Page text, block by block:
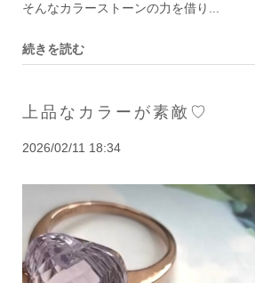
そんなカラーストーンの力を借り...
続きを読む
上品なカラーが素敵♡
2026/02/11 18:34